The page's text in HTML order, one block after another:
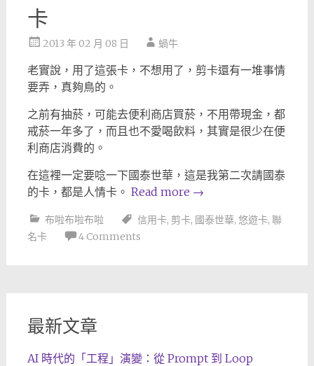
卡
2013 年 02 月 08 日 蝸牛
老實說，用了這張卡，不想用了，剪卡還有一堆事情
要弄，真夠鳥的。
之前有抽菸，可能去便利商店買菸，不用帶現金，都
戒菸一年多了，而且也不愛喝飲料，其實是很少在便
利商店消費的。
在這裡一定要唸一下國泰世華，這是我第二次請國泰
的卡，都是人情卡。 Read more →
布啦布啦布啦 信用卡, 剪卡, 國泰世華, 悠遊卡, 聯
名卡
4 Comments
最新文章
AI 時代的「工程」演變：從 Prompt 到 Loop